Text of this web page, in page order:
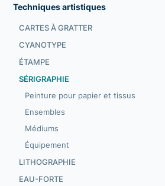
Techniques artistiques
CARTES À GRATTER
CYANOTYPE
ÉTAMPE
SÉRIGRAPHIE
Peinture pour papier et tissus
Ensembles
Médiums
Équipement
LITHOGRAPHIE
EAU-FORTE